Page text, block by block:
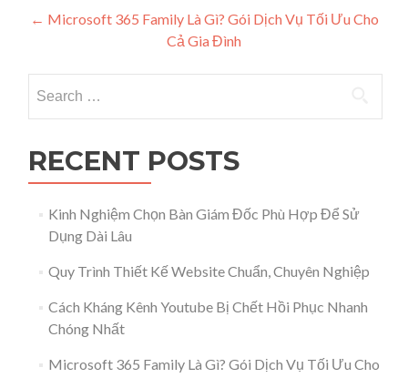
Post navigation
← Microsoft 365 Family Là Gì? Gói Dịch Vụ Tối Ưu Cho
Cả Gia Đình
RECENT POSTS
Kinh Nghiệm Chọn Bàn Giám Đốc Phù Hợp Để Sử
Dụng Dài Lâu
Quy Trình Thiết Kế Website Chuẩn, Chuyên Nghiệp
Cách Kháng Kênh Youtube Bị Chết Hồi Phục Nhanh
Chóng Nhất
Microsoft 365 Family Là Gì? Gói Dịch Vụ Tối Ưu Cho